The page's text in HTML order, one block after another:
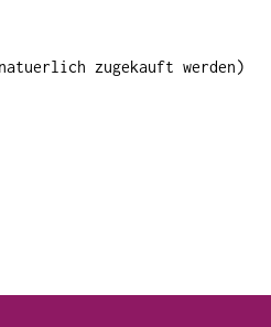
zugekauft werden)